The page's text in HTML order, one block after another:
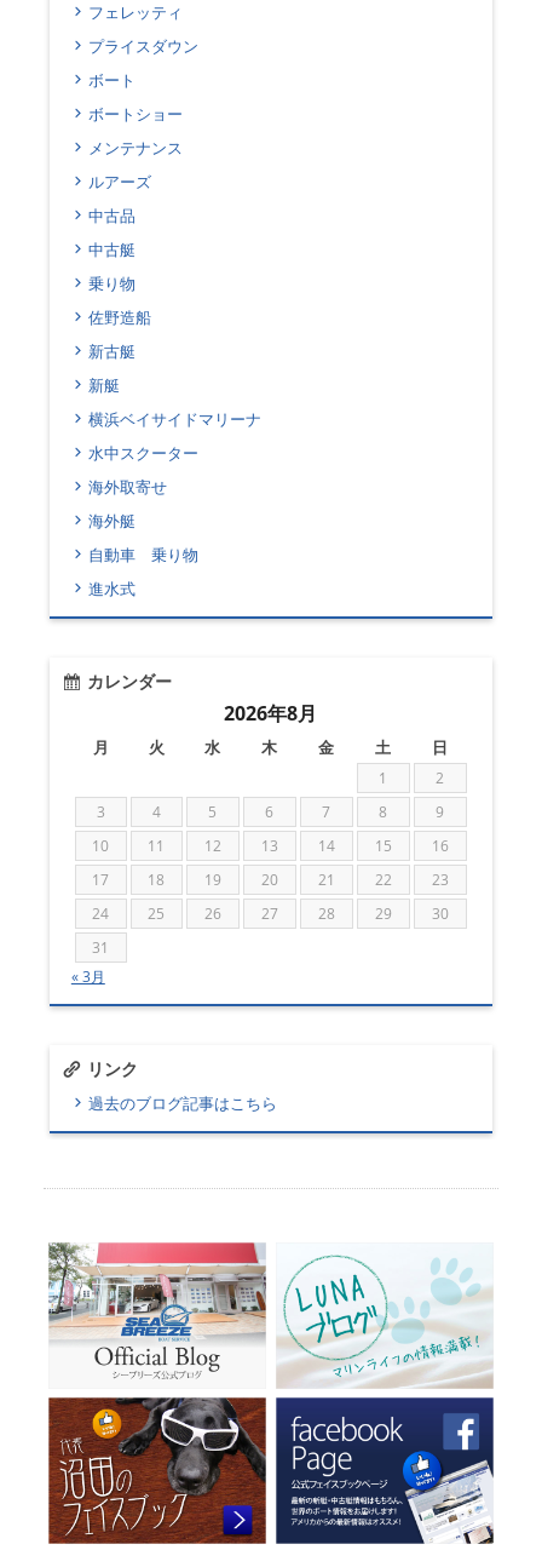
フェレッティ
プライスダウン
ボート
ボートショー
メンテナンス
ルアーズ
中古品
中古艇
乗り物
佐野造船
新古艇
新艇
横浜ベイサイドマリーナ
水中スクーター
海外取寄せ
海外艇
自動車 乗り物
進水式
カレンダー
2026年8月
月 火 水 木 金 土 日
1
2
3
4 5 6 7 8
9
10
11 12 13 14 15
16
17
18 19 20 21 22
23
24
25 26 27 28 29
30
31
« 3月
リンク
過去のブログ記事はこちら